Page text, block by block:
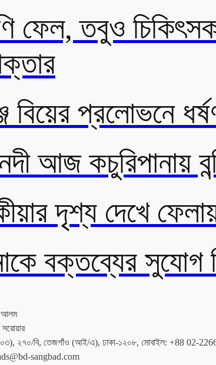
ফেল, তবুও
বিয়ের প্রলোভনে
আজ কচুরিপানায়
দৃশ্য দেখে
বক্তব্যের সুযোগ
আলম
(লেভেল:০৩), ২৭০/বি, তেজগাঁও (আই/এ), ঢাকা-১২০৮, মোবাইল:
sangbad.com